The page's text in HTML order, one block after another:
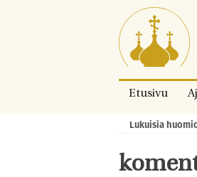
Siirry
suoraan
sisältöön.
Etusivu
Murupolku:
Lukuisia